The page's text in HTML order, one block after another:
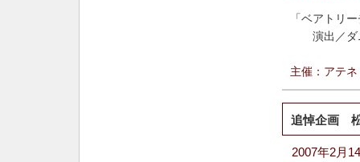
「ベアトリ
演出／
主催：アテ
追悼企画
2007年2月